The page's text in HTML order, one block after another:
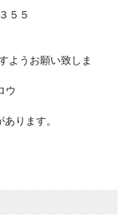
５５
ようお願い致しま
ウ
ります。